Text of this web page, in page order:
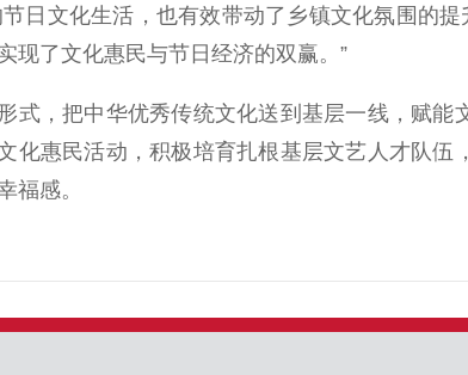
文化生活，也有效带动了乡镇文化氛围的提
现了文化惠民与节日经济的双赢。”
，把中华优秀传统文化送到基层一线，赋能
化惠民活动，积极培育扎根基层文艺人才队
福感。